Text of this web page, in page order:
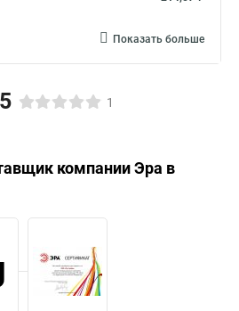
Показать больше
5 1
компанииЭра в